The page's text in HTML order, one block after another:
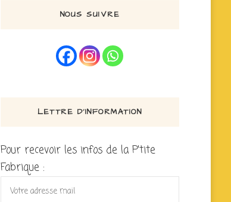
NOUS SUIVRE
LETTRE D’INFORMATION
Pour recevoir les infos de la P'tite
Fabrique :